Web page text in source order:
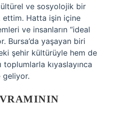
ve sosyolojik bir
ettim. Hatta işin içine
ve insanların “ideal
Bursa’da yaşayan biri
şehir kültürüyle hem de
toplumlarla kıyaslayınca
geliyor.